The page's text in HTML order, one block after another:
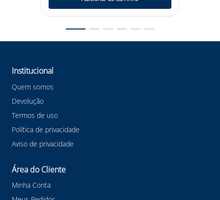
Institucional
Quem somos
Devolução
Termos de uso
Política de privacidade
Aviso de privacidade
Área do Cliente
Minha Conta